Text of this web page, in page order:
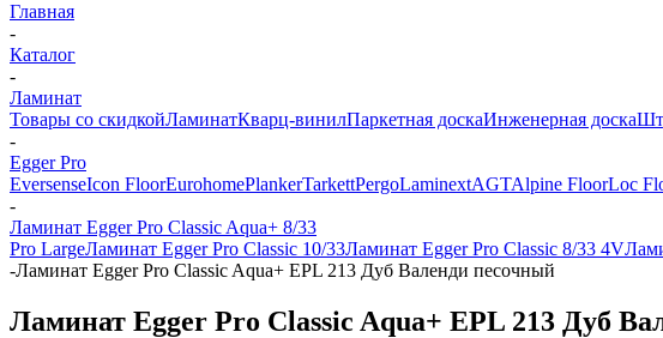
Главная
-
Каталог
-
Ламинат
Товары со скидкойЛаминатКварц-винилПаркетная доскаИнженерная доска
-
Egger Pro
EversenseIcon FloorEurohomePlankerTarkettPergoLaminextAGTAlpine FloorLoc
-
Ламинат Egger Pro Classic Aqua+ 8/33
Pro LargeЛаминат Egger Pro Classic 10/33Ламинат Egger Pro Classic 8/33 4V
-Ламинат Egger Pro Classic Aqua+ EPL 213 Дуб Валенди песочный
Ламинат Egger Pro Classic Aqua+ EPL 213 Дуб